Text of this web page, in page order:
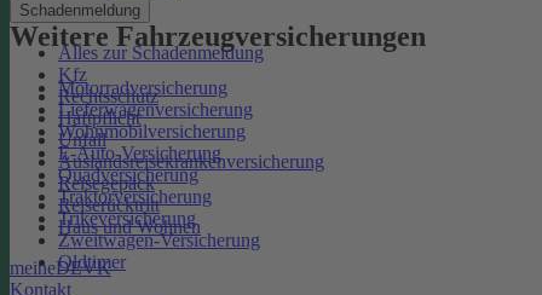
Schadenmeldung
Alles zur Schadenmeldung
Kfz
Rechtsschutz
Haftpflicht
Unfall
Auslandsreisekrankenversicherung
Reisegepäck
Reiserücktritt
Haus und Wohnen
meineDEVK
Kontakt
Weitere Fahrzeugversicherungen
Motorradversicherung
Lieferwagenversicherung
Wohnmobilversicherung
E-Auto-Versicherung
Quadversicherung
Traktorversicherung
Trikeversicherung
Zweitwagen-Versicherung
Oldtimer